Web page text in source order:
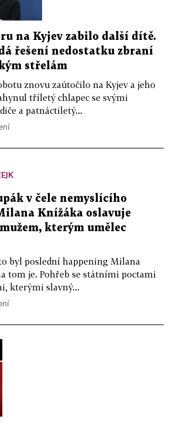
na Kyjev zabilo další dítě.
řešení nedostatku zbraní
střelám
znovu zaútočilo na Kyjev a jeho
tříletý chlapec se svými
a patnáctiletý...
v čele nemyslícího
Knížáka oslavuje
kterým umělec
byl poslední happening Milana
tom je. Pohřeb se státními poctami
kterými slavný...